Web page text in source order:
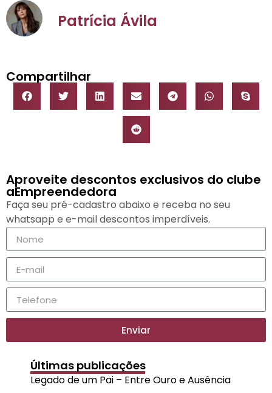
Patrícia Ávila
Compartilhar
Aproveite descontos exclusivos do clube
aEmpreendedora
Faça seu pré-cadastro abaixo e receba no seu
whatsapp e e-mail descontos imperdíveis.
Enviar
Últimas publicações
Legado de um Pai – Entre Ouro e Ausência